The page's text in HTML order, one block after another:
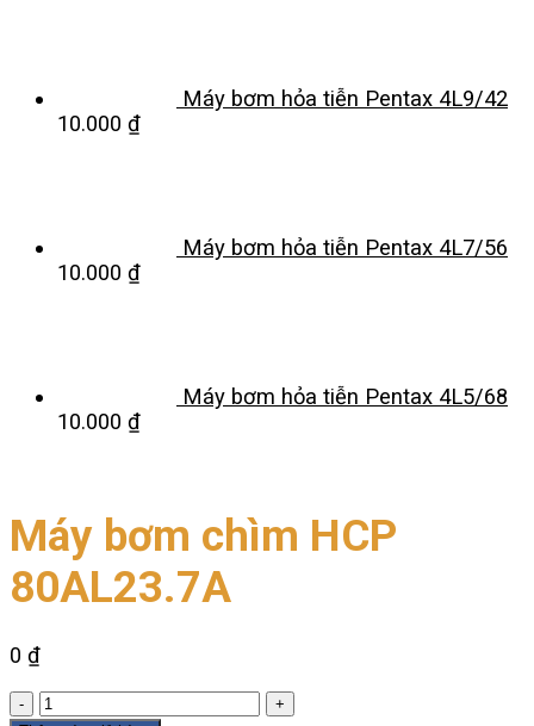
Máy bơm hỏa tiễn Pentax 4L9/42
10.000 ₫
Máy bơm hỏa tiễn Pentax 4L7/56
10.000 ₫
Máy bơm hỏa tiễn Pentax 4L5/68
10.000 ₫
Máy bơm chìm HCP
80AL23.7A
0 ₫
Máy